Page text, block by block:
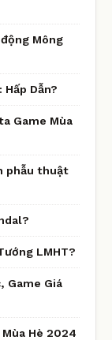
Mông
Dẫn?
Game Mùa
phẫu thuật
LMHT?
Game Giá
Hè 2024